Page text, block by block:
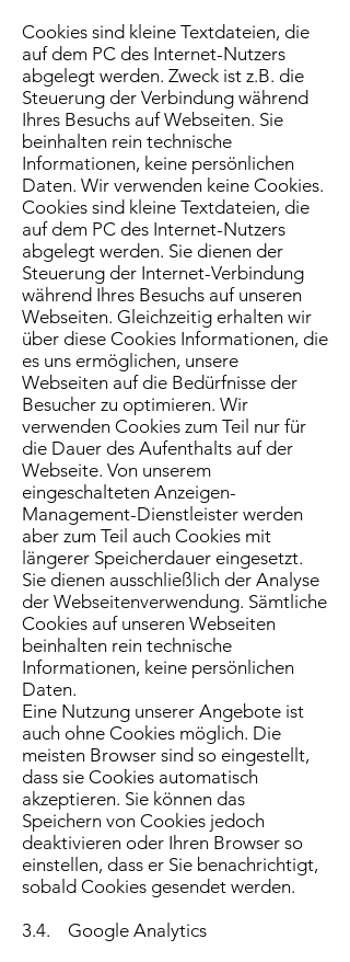
Cookies sind kleine Textdateien, die
auf dem PC des Internet-Nutzers
abgelegt werden. Zweck ist z.B. die
Steuerung der Verbindung während
Ihres Besuchs auf Webseiten. Sie
beinhalten rein technische
Informationen, keine persönlichen
Daten. Wir verwenden keine Cookies.
Cookies sind kleine Textdateien, die
auf dem PC des Internet-Nutzers
abgelegt werden. Sie dienen der
Steuerung der Internet-Verbindung
während Ihres Besuchs auf unseren
Webseiten. Gleichzeitig erhalten wir
über diese Cookies Informationen, die
es uns ermöglichen, unsere
Webseiten auf die Bedürfnisse der
Besucher zu optimieren. Wir
verwenden Cookies zum Teil nur für
die Dauer des Aufenthalts auf der
Webseite. Von unserem
eingeschalteten Anzeigen-
Management-Dienstleister werden
aber zum Teil auch Cookies mit
längerer Speicherdauer eingesetzt.
Sie dienen ausschließlich der Analyse
der Webseitenverwendung. Sämtliche
Cookies auf unseren Webseiten
beinhalten rein technische
Informationen, keine persönlichen
Daten.
Eine Nutzung unserer Angebote ist
auch ohne Cookies möglich. Die
meisten Browser sind so eingestellt,
dass sie Cookies automatisch
akzeptieren. Sie können das
Speichern von Cookies jedoch
deaktivieren oder Ihren Browser so
einstellen, dass er Sie benachrichtigt,
sobald Cookies gesendet werden.
3.4. Google Analytics